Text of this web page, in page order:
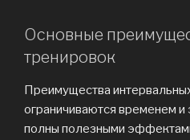
Основные
тренировок
Преимущества
ограничиваются временем
полны полезными